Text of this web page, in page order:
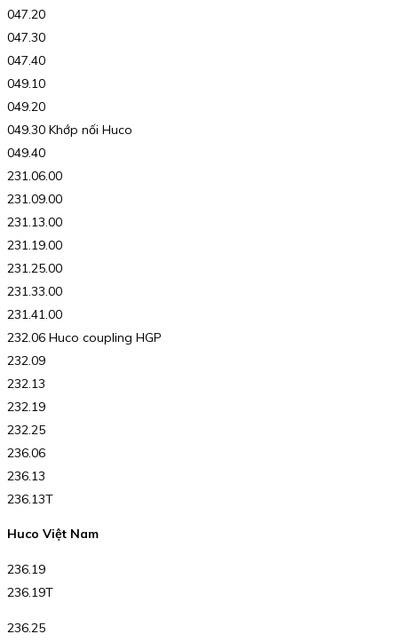
047.20
047.30
047.40
049.10
049.20
049.30 Khớp nối Huco
049.40
231.06.00
231.09.00
231.13.00
231.19.00
231.25.00
231.33.00
231.41.00
232.06 Huco coupling HGP
232.09
232.13
232.19
232.25
236.06
236.13
236.13T
Huco Việt Nam
236.19
236.19T
236.25